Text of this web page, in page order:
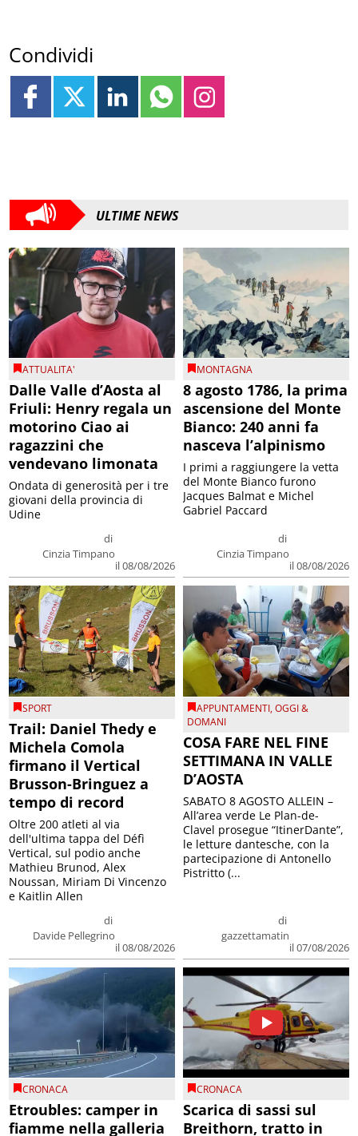
Condividi
ULTIME NEWS
ATTUALITA'
Dalle Valle d’Aosta al
Friuli: Henry regala un
motorino Ciao ai
ragazzini che
vendevano limonata
di
Cinzia Timpano
il 08/08/2026
Ondata di generosità per i tre
giovani della provincia di
Udine
MONTAGNA
8 agosto 1786, la prima
ascensione del Monte
Bianco: 240 anni fa
nasceva l’alpinismo
di
Cinzia Timpano
il 08/08/2026
I primi a raggiungere la vetta
del Monte Bianco furono
Jacques Balmat e Michel
Gabriel Paccard
SPORT
Trail: Daniel Thedy e
Michela Comola
firmano il Vertical
Brusson-Bringuez a
tempo di record
di
Davide Pellegrino
il 08/08/2026
Oltre 200 atleti al via
dell'ultima tappa del Défì
Vertical, sul podio anche
Mathieu Brunod, Alex
Noussan, Miriam Di Vincenzo
e Kaitlin Allen
APPUNTAMENTI,OGGI &
DOMANI
COSA FARE NEL FINE
SETTIMANA IN VALLE
D’AOSTA
di
gazzettamatin
il 07/08/2026
SABATO 8 AGOSTO ALLEIN –
All’area verde Le Plan-de-
Clavel prosegue “ItinerDante”,
le letture dantesche, con la
partecipazione di Antonello
Pistritto (...
CRONACA
Etroubles: camper in
fiamme nella galleria
CRONACA
Scarica di sassi sul
Breithorn, tratto in